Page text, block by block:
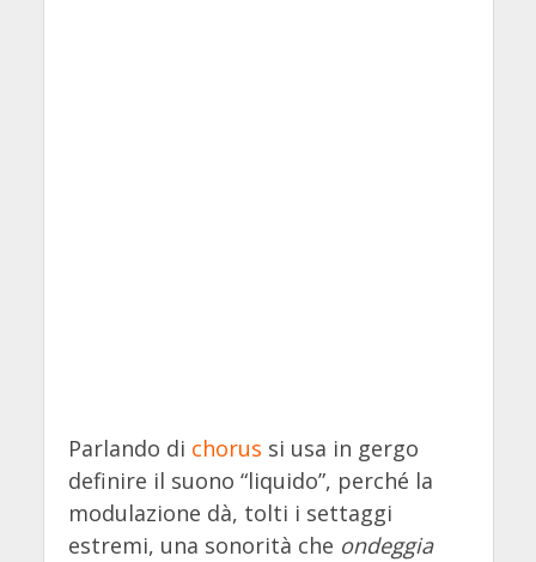
Parlando di chorus si usa in gergo
definire il suono “liquido”, perché la
modulazione dà, tolti i settaggi
estremi, una sonorità che ondeggia